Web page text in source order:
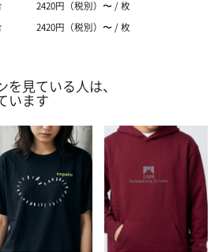
2420円（税別）〜 / 枚
2420円（税別）〜 / 枚
を見ている人は、
います